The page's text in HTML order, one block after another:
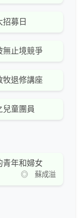
募日
無止境競爭
牧退修講座
兒童團員
年和婦女
◎ 蘇成溢